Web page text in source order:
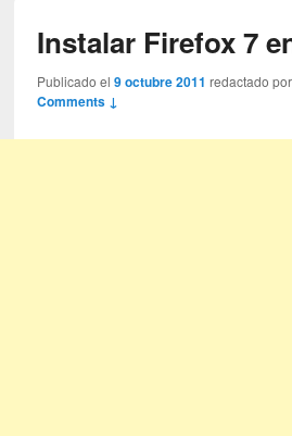
Instalar Firefox 7
Publicado el9 octubre 2011 redactado
Comments ↓